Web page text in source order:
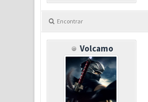
Encontrar
Volcamo